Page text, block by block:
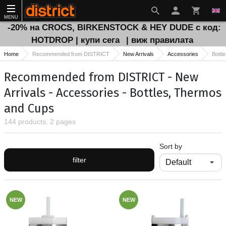
MENU
-20% на CROCS, BIRKENSTOCK & HEY DUDE с код:
HOTDROP | купи сега
| виж правилата
Home Recommended from DISTRICT New Arrivals Accessories
Recommended from DISTRICT - New
Arrivals - Accessories - Bottles, Thermos
and Cups
144 products, 2 pages
filter
Sort by
NEW NEW